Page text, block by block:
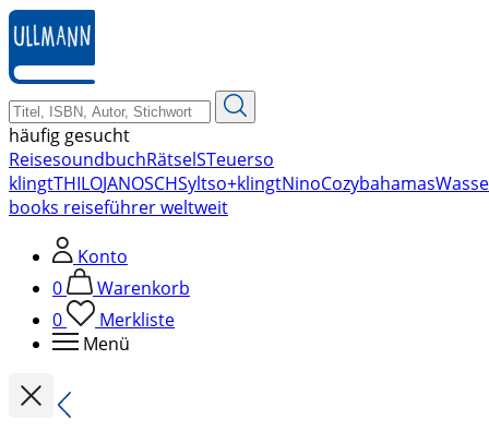
zum
Hauptinhalt
springen
häufig gesucht
ReisesoundbuchRätselSTeuerso
klingtTHILOJANOSCHSyltso+klingtNinoCozybahamas
books reiseführer weltweit
Konto
0
Warenkorb
0
Merkliste
Menü